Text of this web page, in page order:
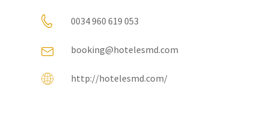
0034 960 619 053
booking@hotelesmd.com
http://hotelesmd.com/